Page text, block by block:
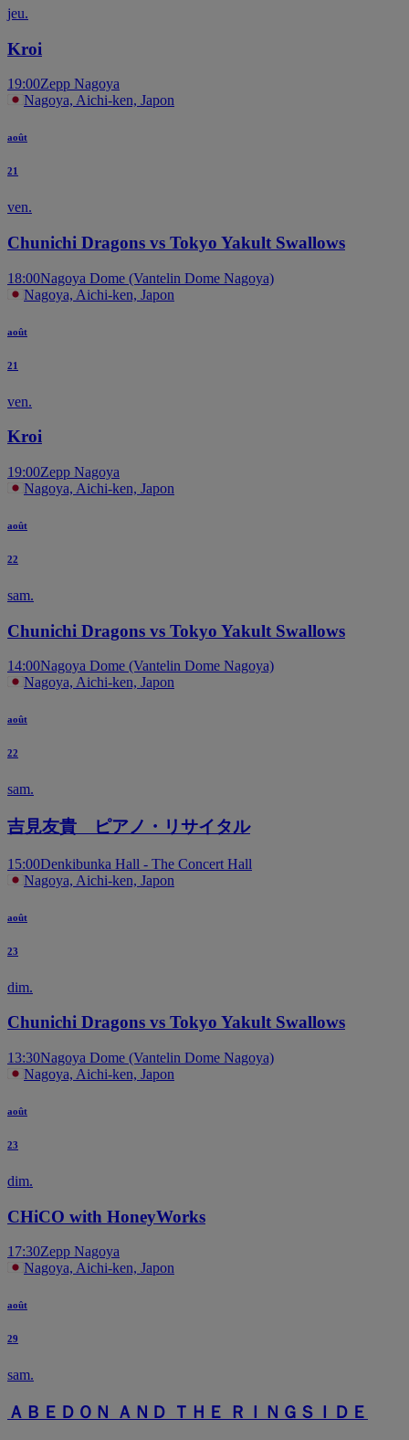
jeu.
Kroi
19:00Zepp Nagoya
Nagoya, Aichi-ken, Japon
août
21
ven.
Chunichi Dragons vs Tokyo Yakult Swallows
18:00Nagoya Dome (Vantelin Dome Nagoya)
Nagoya, Aichi-ken, Japon
août
21
ven.
Kroi
19:00Zepp Nagoya
Nagoya, Aichi-ken, Japon
août
22
sam.
Chunichi Dragons vs Tokyo Yakult Swallows
14:00Nagoya Dome (Vantelin Dome Nagoya)
Nagoya, Aichi-ken, Japon
août
22
sam.
吉見友貴 ピアノ・リサイタル
15:00Denkibunka Hall - The Concert Hall
Nagoya, Aichi-ken, Japon
août
23
dim.
Chunichi Dragons vs Tokyo Yakult Swallows
13:30Nagoya Dome (Vantelin Dome Nagoya)
Nagoya, Aichi-ken, Japon
août
23
dim.
CHiCO with HoneyWorks
17:30Zepp Nagoya
Nagoya, Aichi-ken, Japon
août
29
sam.
ＡＢＥＤＯＮ ＡＮＤ ＴＨＥ ＲＩＮＧＳＩＤＥ